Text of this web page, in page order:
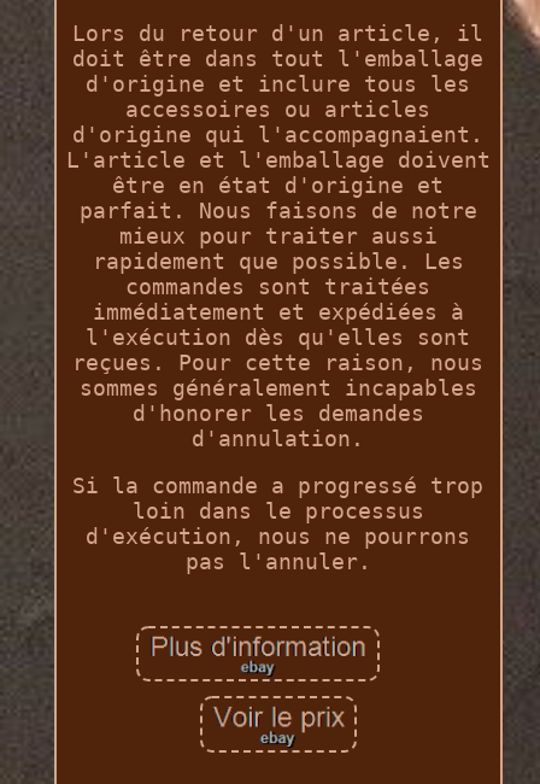
Lors du retour d'un article, il
doit être dans tout l'emballage
d'origine et inclure tous les
accessoires ou articles
d'origine qui l'accompagnaient.
L'article et l'emballage doivent
être en état d'origine et
parfait. Nous faisons de notre
mieux pour traiter aussi
rapidement que possible. Les
commandes sont traitées
immédiatement et expédiées à
l'exécution dès qu'elles sont
reçues. Pour cette raison, nous
sommes généralement incapables
d'honorer les demandes
d'annulation.
Si la commande a progressé trop
loin dans le processus
d'exécution, nous ne pourrons
pas l'annuler.